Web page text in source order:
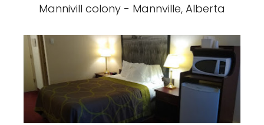
Mannivill colony - Mannville, Alberta